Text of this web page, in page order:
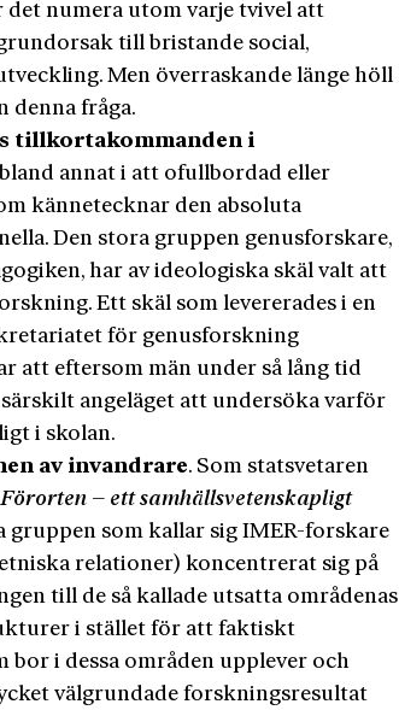
det numera utom varje tvivel att
till bristande social,
Men överraskande länge höll
denna fråga.
tillkortakommanden i
annat i att ofullbordad eller
kännetecknar den absoluta
Den stora gruppen genusforskare,
har av ideologiska skäl valt att
Ett skäl som levererades i en
för genusforskning
att eftersom män under så lång tid
angeläget att undersöka varför
i skolan.
av invandrare. Som statsvetaren
Förorten – ett samhällsvetenskapligt
gruppen som kallar sig IMER-forskare
relationer) koncentrerat sig på
till de så kallade utsatta områdenas
i stället för att faktiskt
bor i dessa områden upplever och
välgrundade forskningsresultat